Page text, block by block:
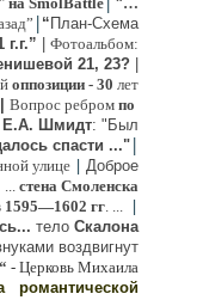
| “ План-Схема
г.г.”
Фотоальбом:
21, 23?
оппозиции - 30 лет
Вопрос ребром по
Е.А. Шмидт: "Был
спасти ..."|
улице | Доброе
... стена Смоленска
1595—1602 гг. ... |
тело Скалона
ами воздвигнут
- Церковь Михаила
романтической